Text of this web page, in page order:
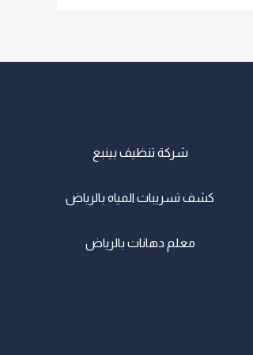
شركة تنظيف بينبع
كشف تسريبات المياه بالرياض
معلم دهانات بالرياض